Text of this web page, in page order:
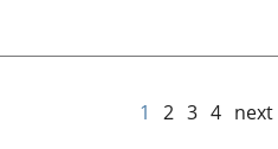
1 2 3 4 next